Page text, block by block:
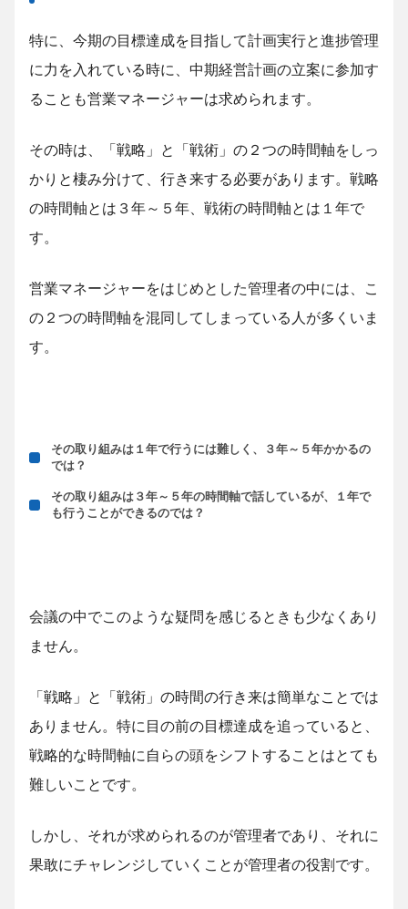
特に、今期の目標達成を目指して計画実行と進捗管理
に力を入れている時に、中期経営計画の立案に参加す
ることも営業マネージャーは求められます。
その時は、「戦略」と「戦術」の２つの時間軸をしっ
かりと棲み分けて、行き来する必要があります。戦略
の時間軸とは３年～５年、戦術の時間軸とは１年で
す。
営業マネージャーをはじめとした管理者の中には、こ
の２つの時間軸を混同してしまっている人が多くいま
す。
その取り組みは１年で行うには難しく、３年～５年かかるの
では？
その取り組みは３年～５年の時間軸で話しているが、１年で
も行うことができるのでは？
会議の中でこのような疑問を感じるときも少なくあり
ません。
「戦略」と「戦術」の時間の行き来は簡単なことでは
ありません。特に目の前の目標達成を追っていると、
戦略的な時間軸に自らの頭をシフトすることはとても
難しいことです。
しかし、それが求められるのが管理者であり、それに
果敢にチャレンジしていくことが管理者の役割です。